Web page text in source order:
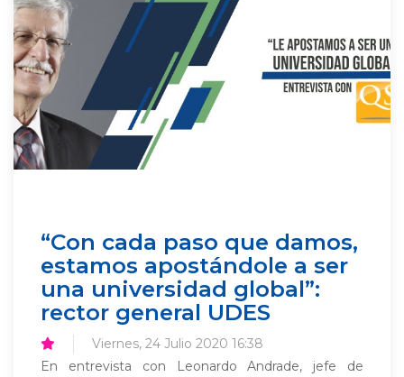
“Con cada paso que damos,
estamos apostándole a ser
una universidad global”:
rector general UDES
Viernes, 24 Julio 2020 16:38
En entrevista con Leonardo Andrade, jefe de